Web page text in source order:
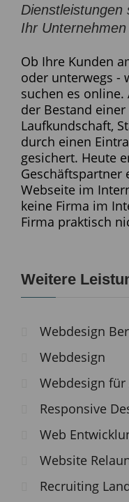
Ihr
Ob Ihre Kunden
oder unterwegs -
suchen es online.
der Bestand
Laufkundschaft,
durch einen
gesichert. Heute
Geschäftspartner
Webseite im
keine Firma im
Firma praktisch
Weitere
Webdesign
Webdesign
Webdesign für
Responsive
Web
Website
Recruiting